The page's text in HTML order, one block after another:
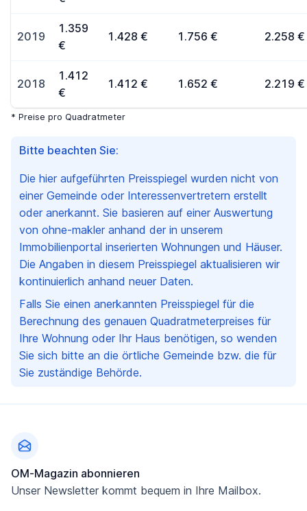
Bitte beachten Sie:
Die hier aufgeführten Preisspiegel wurden nicht von
einer Gemeinde oder Interessenvertretern erstellt
oder anerkannt. Sie basieren auf einer Auswertung
von ohne-makler anhand der in unserem
Immobilienportal inserierten Wohnungen und Häuser.
Die Angaben in diesem Preisspiegel aktualisieren wir
kontinuierlich anhand neuer Daten.
Falls Sie einen anerkannten Preisspiegel für die
Berechnung des genauen Quadratmeterpreises für
Ihre Wohnung oder Ihr Haus benötigen, so wenden
Sie sich bitte an die örtliche Gemeinde bzw. die für
Sie zuständige Behörde.
2019
1.359
€
1.428 € 1.756 € 2.258 €
2018
1.412
€
1.412 € 1.652 € 2.219 €
* Preise pro Quadratmeter
OM-Magazin abonnieren
Unser Newsletter kommt bequem in Ihre Mailbox.